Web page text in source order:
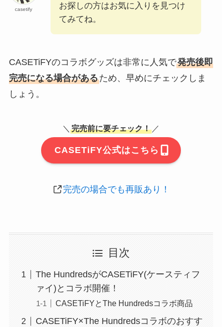
casetify
お探しの方はお気に入りを見つけ
てみてね。
CASETiFYのコラボグッズは非常に人気で発売後即
完売になる場合があるため、早めにチェックしま
しょう。
＼ 完売前に要チェック！ ／
CASETiFY公式はこちら
完売の場合でも再販あり！
目次
The HundredsがCASETiFY(ケースティフ
ァイ)とコラボ開催！
CASETiFYとThe Hundredsコラボ商品
CASETiFY×The Hundredsコラボのおすす